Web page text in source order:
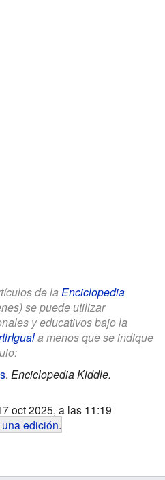
de la Enciclopedia
se puede utilizar
y educativos bajo la
a menos que se indique
. Enciclopedia Kiddle.
oct 2025, a las 11:19
edición.